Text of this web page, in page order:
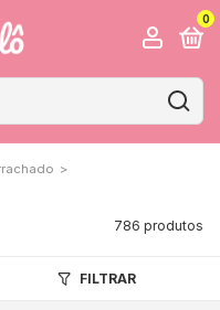
0
>
786 produtos
FILTRAR